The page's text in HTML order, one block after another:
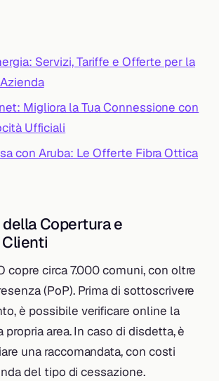
Servizi, Tariffe e Offerte per la
Migliora la Tua Connessione con
Ufficiali
con Aruba: Le Offerte Fibra Ottica
Copertura e
copre circa 7.000 comuni, con oltre
(PoP). Prima di sottoscrivere
è possibile verificare online la
area. In caso di disdetta, è
una raccomandata, con costi
del tipo di cessazione.